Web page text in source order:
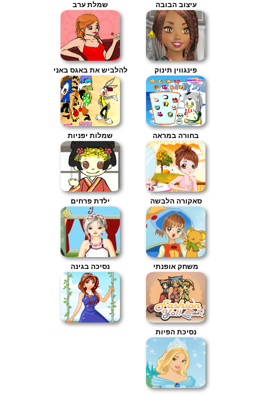
עיצוב הבובה שמלת ערב
פינגווין תינוק להלביש את באגס באני
בחורה במראה שמלות יפניות
סאקורה הלבשה ילדת פרחים
משחק אופנתי נסיכה בגינה
נסיכת הפיות